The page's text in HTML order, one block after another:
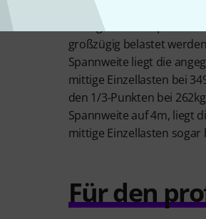
Gridverbund für eine
nach gewählter
großzügig belastet
Spannweite liegt die
mittige Einzellasten bei
den 1/3-Punkten bei
Spannweite auf 4m, liegt
mittige Einzellasten sogar
Für den